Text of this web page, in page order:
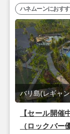
【セール開催
（ロックバ
バリ島(レギャ
ハネムーンにおす